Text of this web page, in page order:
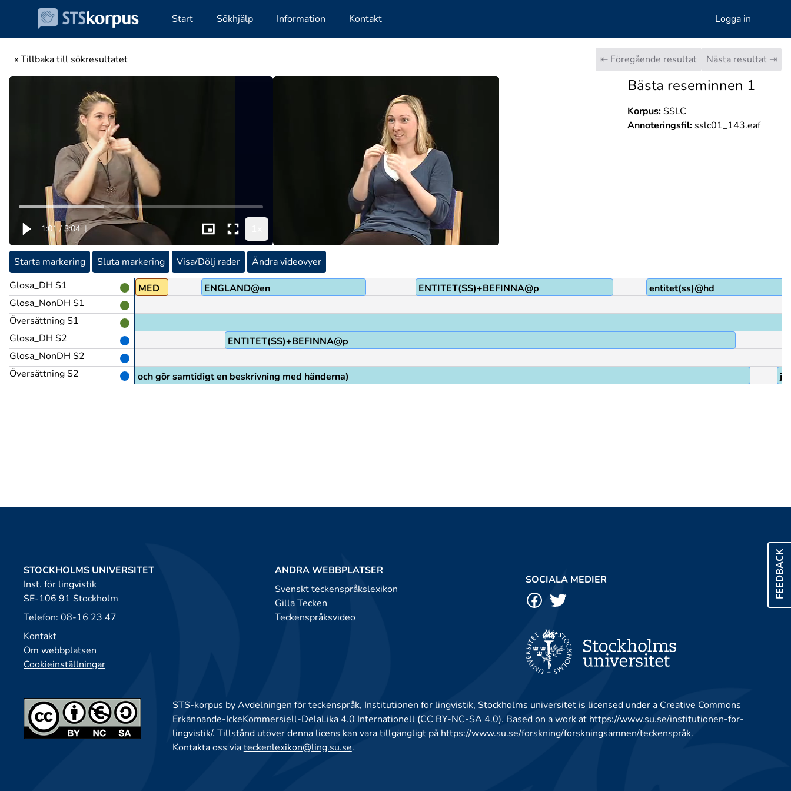
Start Sökhjälp Information Kontakt Logga in
« Tillbaka till sökresultatet ⇤ Föregående resultat Nästa resultat ⇥
1:01 / 3:04 |
Bästa reseminnen 1
Korpus:SSLC
Annoteringsfil:sslc01_143.eaf
Starta markering Sluta markering Visa/Dölj rader
Ändra videovyer
Glosa_DH S1
Glosa_NonDH S1
Översättning S1
Glosa_DH S2
Glosa_NonDH S2
Översättning S2
MED ENGLAND@en ENTITET(SS)+BEFINNA@p entitet(ss)@hd
ENTITET(SS)+BEFINNA@p
(funderar och gör samtidigt en beskrivning med händerna) jo
FEEDBACK
STOCKHOLMS UNIVERSITET
Inst. för lingvistik
SE-106 91 Stockholm
Telefon: 08-16 23 47
Kontakt
Om webbplatsen
Cookieinställningar
ANDRA WEBBPLATSER
Svenskt teckenspråkslexikon
Gilla Tecken
Teckenspråksvideo
SOCIALA MEDIER
STS-korpus byAvdelningen för teckenspråk, Institutionen för lingvistik, Stockholms universitetis licensed under a Creative Commons
Erkännande-IckeKommersiell-DelaLika 4.0 Internationell (CC BY-NC-SA 4.0). Based on a work at https://www.su.se/institutionen-for-
lingvistik/. Tillstånd utöver denna licens kan vara tillgängligt på https://www.su.se/forskning/forskningsämnen/teckenspråk.
Kontakta oss viateckenlexikon@ling.su.se.